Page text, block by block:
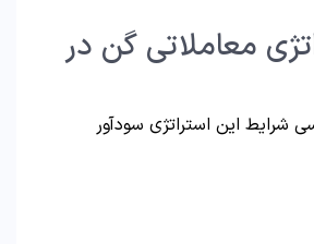
معاملاتی گن در
شرایط این استراتژی سودآور